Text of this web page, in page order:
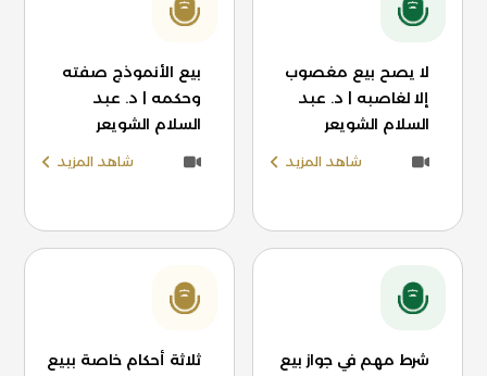
لا يصح بيع مغصوب
إلا لغاصبه | د. عبد
السلام الشويعر
شاهد المزيد
بيع الأنموذج صفته
وحكمه | د. عبد
السلام الشويعر
شاهد المزيد
شرط مهم في جواز بيع
ثلاثة أحكام خاصة ببيع